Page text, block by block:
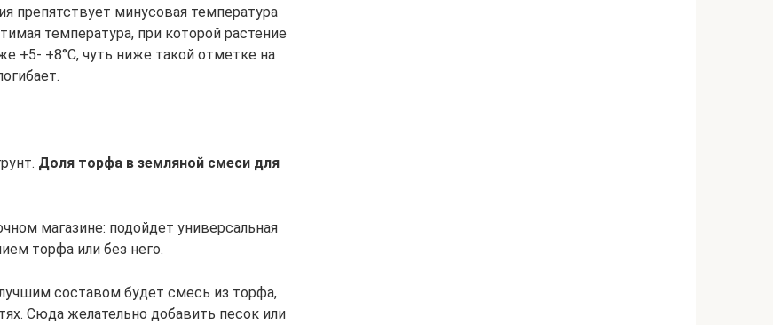
препятствует минусовая температура
температура, при которой растение
+5- +8°С, чуть ниже такой отметке на
Доля торфа в земляной смеси для
магазине: подойдет универсальная
торфа или без него.
составом будет смесь из торфа,
Сюда желательно добавить песок или